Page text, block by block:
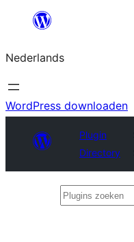
de
inhoud
Nederlands
WordPress downloaden
Plugin
Directory
Plugins